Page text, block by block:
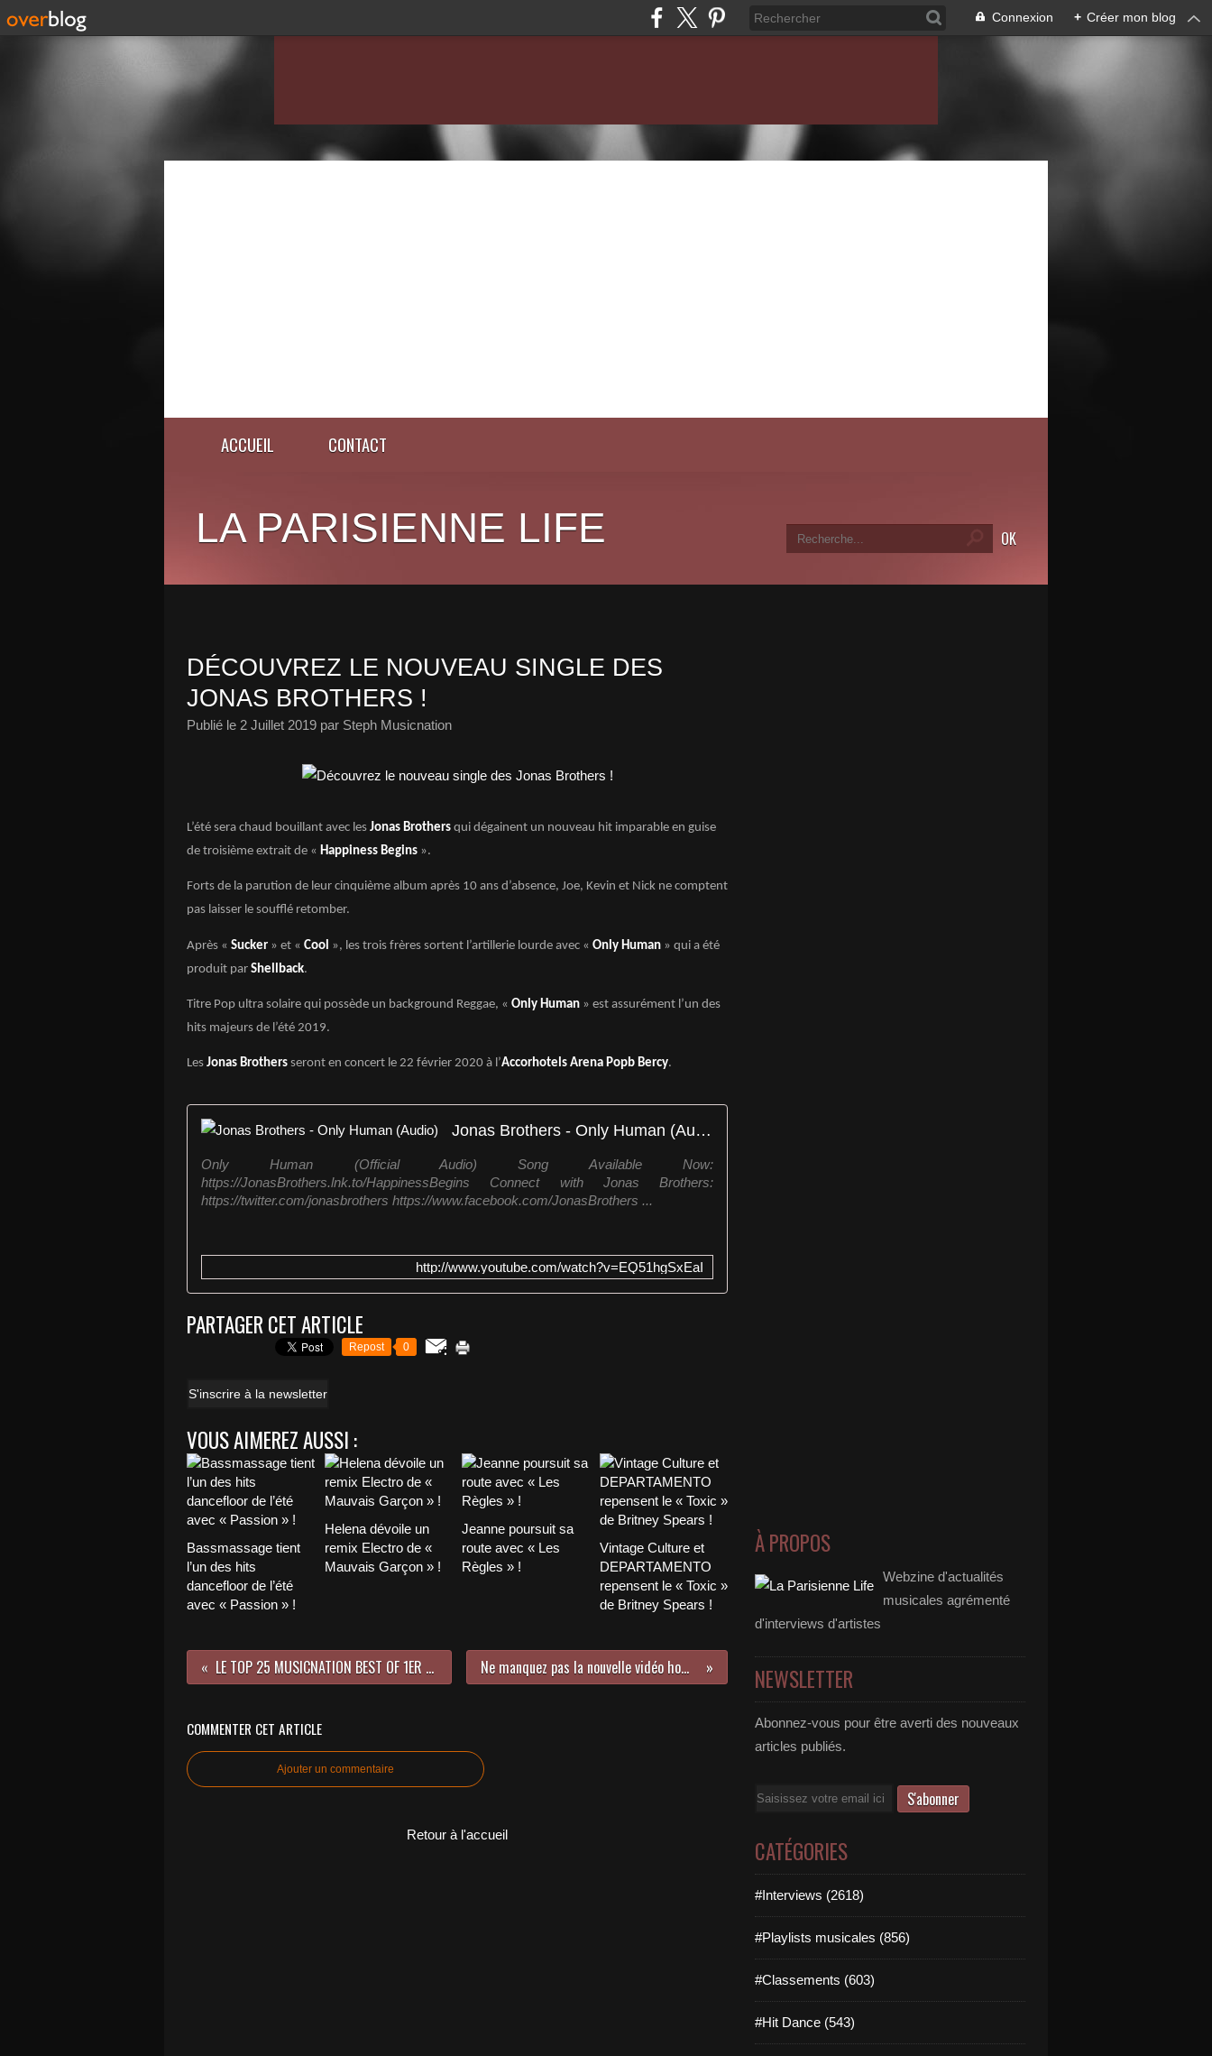
Connexion + Créer mon blog
ACCUEIL CONTACT
LA PARISIENNE LIFE
DÉCOUVREZ LE NOUVEAU SINGLE DES
JONAS BROTHERS !
Publié le 2 Juillet 2019 par Steph Musicnation
L’été sera chaud bouillant avec les Jonas Brothers qui dégainent un nouveau hit imparable en guise
de troisième extrait de « Happiness Begins ».
Forts de la parution de leur cinquième album après 10 ans d’absence, Joe, Kevin et Nick ne comptent
pas laisser le soufflé retomber.
Après « Sucker » et « Cool », les trois frères sortent l’artillerie lourde avec « Only Human » qui a été
produit par Shellback.
Titre Pop ultra solaire qui possède un background Reggae, « Only Human » est assurément l’un des
hits majeurs de l’été 2019.
Les Jonas Brothers seront en concert le 22 février 2020 à l’Accorhotels Arena Popb Bercy.
Jonas Brothers - Only Human (Audio)
Only Human (Official Audio) Song Available Now:
https://JonasBrothers.lnk.to/HappinessBegins Connect with Jonas Brothers:
https://twitter.com/jonasbrothers https://www.facebook.com/JonasBrothers ...
http://www.youtube.com/watch?v=EQ51hgSxEaI
PARTAGER CET ARTICLE
Repost 0
S'inscrire à la newsletter
VOUS AIMEREZ AUSSI :
Bassmassage tient
l’un des hits
dancefloor de l’été
avec « Passion » !
Helena dévoile un
remix Electro de «
Mauvais Garçon » !
Jeanne poursuit sa
route avec « Les
Règles » !
Vintage Culture et
DEPARTAMENTO
repensent le « Toxic »
de Britney Spears !
LE TOP 25 MUSICNATION BEST OF 1ER SEMESTRE 2019 Ne manquez pas la nouvelle vidéo hommage à Avicii !
COMMENTER CET ARTICLE
Ajouter un commentaire
Retour à l'accueil
À PROPOS
Webzine d'actualités
musicales agrémenté
d'interviews d'artistes
NEWSLETTER
Abonnez-vous pour être averti des nouveaux
articles publiés.
Email
CATÉGORIES
#Interviews (2618)
#Playlists musicales (856)
#Classements (603)
#Hit Dance (543)